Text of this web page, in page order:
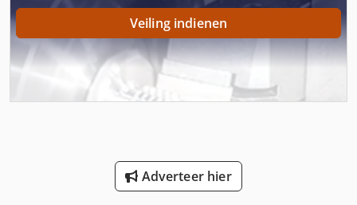
Kast Met Lades
Koeling Van De Aanhangwagen
Opladen Apparaat Voor Vorkheftrucks
Veiling indienen
Adverteer hier